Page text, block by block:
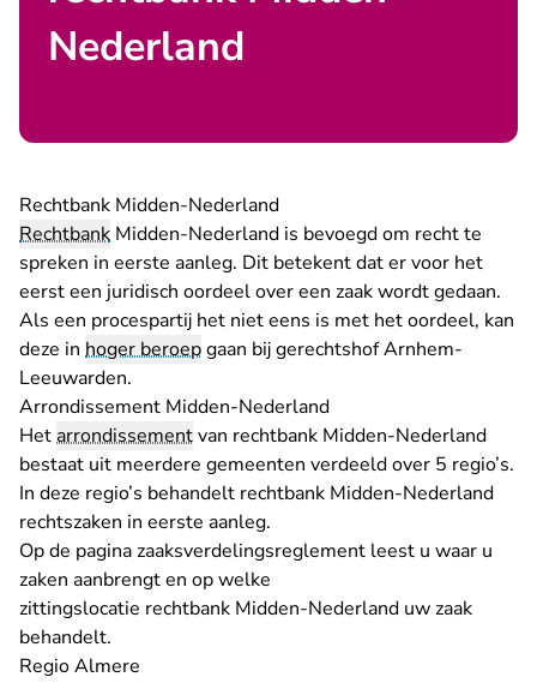
Nederland
Rechtbank Midden-Nederland
Rechtbank Midden-Nederland is bevoegd om recht te
spreken in eerste aanleg. Dit betekent dat er voor het
eerst een juridisch oordeel over een zaak wordt gedaan.
Als een procespartij het niet eens is met het oordeel, kan
deze in hoger beroepgaan bij gerechtshof Arnhem-
Leeuwarden.
Arrondissement Midden-Nederland
Hetarrondissementvan rechtbank Midden-Nederland
bestaat uit meerdere gemeenten verdeeld over 5 regio’s.
In deze regio’s behandelt rechtbank Midden-Nederland
rechtszaken in eerste aanleg.
Op de pagina zaaksverdelingsreglement leest u waar u
zaken aanbrengt en op welke
zittingslocatie rechtbank Midden-Nederland uw zaak
behandelt.
Regio Almere